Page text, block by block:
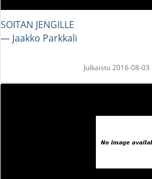
SOITAN JENGILLE
― Jaakko Parkkali
Julkaistu 2016-08-